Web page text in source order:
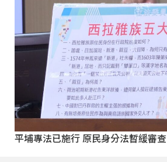
平埔專法已施行 原民身分法暫緩審查